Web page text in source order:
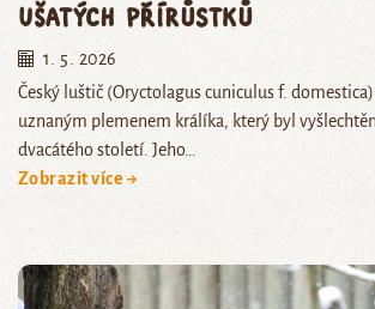
ušatých přírůstků
1. 5. 2026
Český luštič (Oryctolagus cuniculus f.
uznaným plemenem králíka, který byl
dvacátého století. Jeho…
Zobrazit více →